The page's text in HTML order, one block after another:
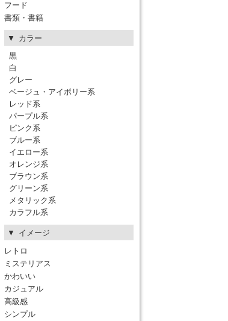
フード
書類・書籍
カラー
黒
白
グレー
ベージュ・アイボリー系
レッド系
パープル系
ピンク系
ブルー系
イエロー系
オレンジ系
ブラウン系
グリーン系
メタリック系
カラフル系
イメージ
レトロ
ミステリアス
かわいい
カジュアル
高級感
シンプル